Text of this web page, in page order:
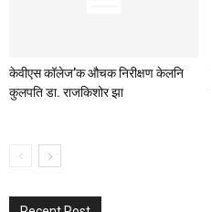
केवीएस कॉलेज’क औचक निरीक्षण केलनि
कुलपति डा. राजकिशोर झा